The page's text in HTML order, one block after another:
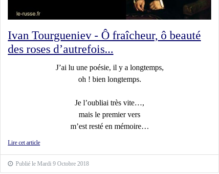
Ivan Tourgueniev - Ô fraîcheur, ô beauté
des roses d’autrefois...
J’ai lu une poésie, il y a longtemps,
oh ! bien longtemps.
Je l’oubliai très vite…,
mais le premier vers
m’est resté en mémoire…
Lire cet article
Publié le Mardi 9 Octobre 2018